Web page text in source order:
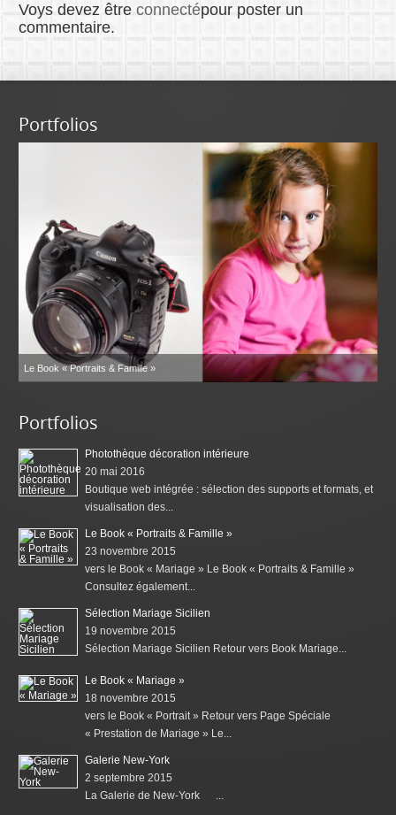
Voys devez êtreconnectépour poster un
commentaire.
Portfolios
Le Book « Portraits & Famille »
Portfolios
Photothèque décoration intérieure
20 mai 2016
Boutique web intégrée : sélection des supports et formats, et
visualisation des...
Le Book « Portraits & Famille »
23 novembre 2015
vers le Book « Mariage » Le Book « Portraits & Famille »
Consultez également...
Sélection Mariage Sicilien
19 novembre 2015
Sélection Mariage Sicilien Retour vers Book Mariage...
Le Book « Mariage »
18 novembre 2015
vers le Book « Portrait » Retour vers Page Spéciale
« Prestation de Mariage » Le...
Galerie New-York
2 septembre 2015
La Galerie de New-York ...